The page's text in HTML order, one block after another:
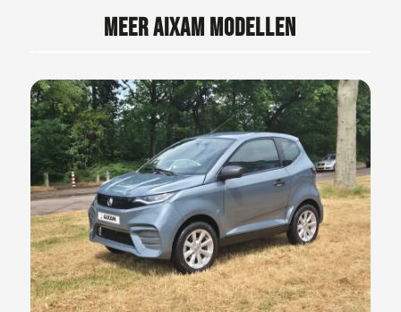
MEER AIXAM MODELLEN